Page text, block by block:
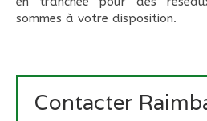
sommes à votre disposition.
Contacter